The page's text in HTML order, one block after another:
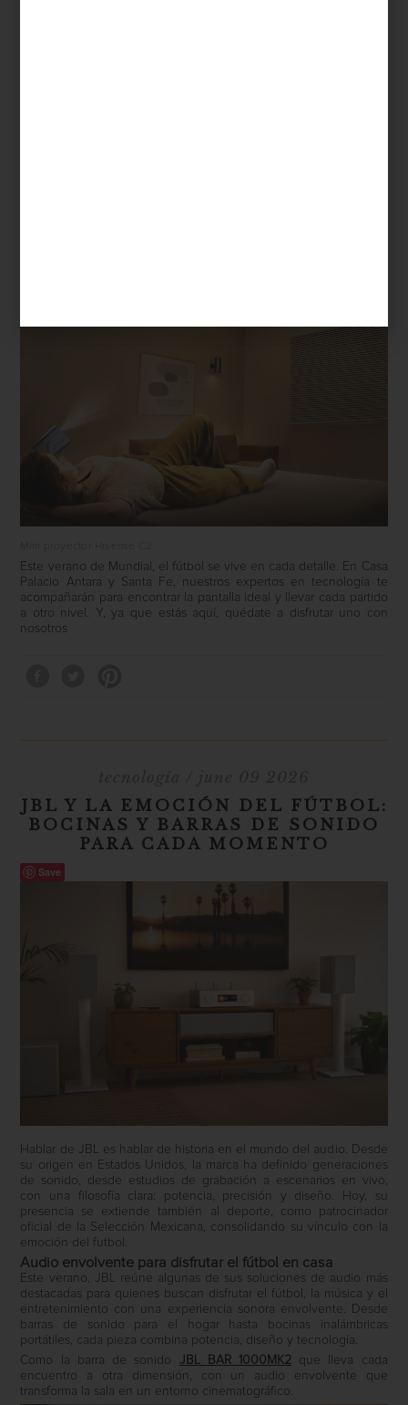
Este verano de Mundial, el fútbol se vive en cada detalle. En Casa
Palacio Antara y Santa Fe, nuestros expertos en tecnología te
acompañarán para encontrar la pantalla ideal y llevar cada partido
a otro nivel. Y, ya que estás aquí, quédate a disfrutar uno con
nosotros
JBL Y LA EMOCIÓN DEL FÚTBOL:
BOCINAS Y BARRAS DE SONIDO
PARA CADA MOMENTO
Save
Hablar de JBL es hablar de historia en el mundo del audio. Desde
su origen en Estados Unidos, la marca ha definido generaciones
de sonido, desde estudios de grabación a escenarios en vivo,
con una filosofía clara: potencia, precisión y diseño. Hoy, su
presencia se extiende también al deporte, como patrocinador
oficial de la Selección Mexicana, consolidando su vínculo con la
emoción del futbol.
Audio envolvente para disfrutar el fútbol en casa
Este verano, JBL reúne algunas de sus soluciones de audio más
destacadas para quienes buscan disfrutar el fútbol, la música y el
entretenimiento con una experiencia sonora envolvente. Desde
barras de sonido para el hogar hasta bocinas inalámbricas
portátiles, cada pieza combina potencia, diseño y tecnología.
Como la barra de sonido JBL BAR 1000MK2 que lleva cada
encuentro a otra dimensión, con un audio envolvente que
transforma la sala en un entorno cinematográfico.